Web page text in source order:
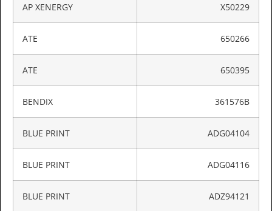
AP XENERGY X50229
ATE 650266
ATE 650395
BENDIX 361576B
BLUE PRINT ADG04104
BLUE PRINT ADG04116
BLUE PRINT ADZ94121